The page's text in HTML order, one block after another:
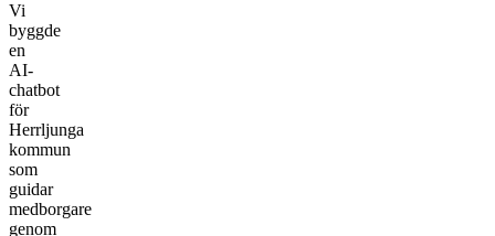
Vi
byggde
en
AI-
chatbot
för
Herrljunga
kommun
som
guidar
medborgare
genom